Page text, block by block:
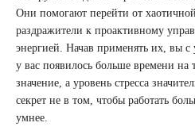
Они помогают перейти от
раздражители к проактивному
энергией. Начав применять их, вы
у вас появилось больше времени на
значение, а уровень стресса
секрет не в том, чтобы работать
умнее.